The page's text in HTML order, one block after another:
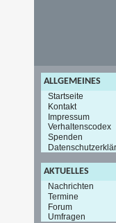
ALLGEMEINES
Startseite
Kontakt
Impressum
Verhaltenscodex
Spenden
AKTUELLES
Nachrichten
Termine
Forum
Umfragen